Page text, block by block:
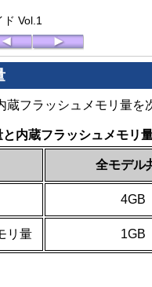
Vol.1
蔵フラッシュメモリ量を
内蔵フラッシュメモリ
全モデル
4GB
リ量 1GB